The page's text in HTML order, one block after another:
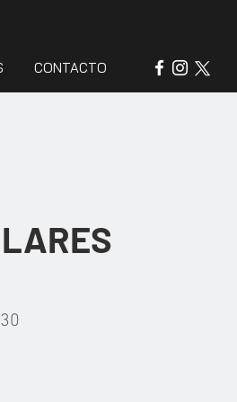
CONTACTO